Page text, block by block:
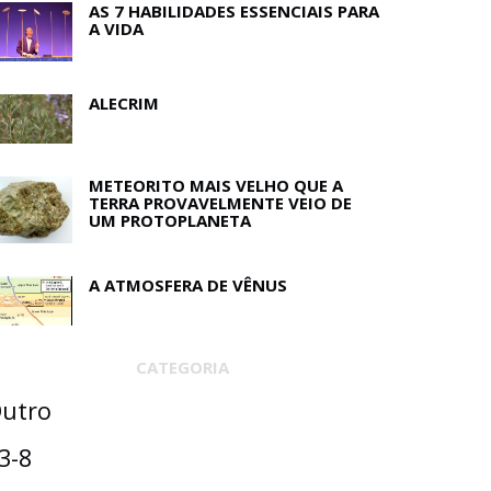
AS 7 HABILIDADES ESSENCIAIS PARA
A VIDA
ALECRIM
METEORITO MAIS VELHO QUE A
TERRA PROVAVELMENTE VEIO DE
UM PROTOPLANETA
A ATMOSFERA DE VÊNUS
CATEGORIA
8